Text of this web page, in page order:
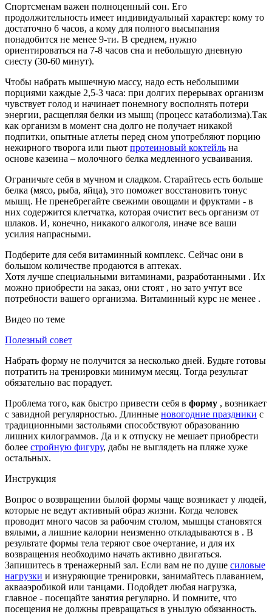
Спортсменам важен полноценный сон. Его
продолжительность имеет индивидуальный характер: кому то
достаточно 6 часов, а кому для полного высыпания
понадобится не менее 9-ти. В среднем, нужно
ориентироваться на 7-8 часов сна и небольшую дневную
сиесту (30-60 минут).
Чтобы набрать мышечную массу, надо есть небольшими
порциями каждые 2,5-3 часа: при долгих перерывах организм
чувствует голод и начинает понемногу восполнять потери
энергии, расщепляя белки из мышц (процесс катаболизма).Так
как организм в момент сна долго не получает никакой
подпитки, опытные атлеты перед сном употребляют порцию
нежирного творога или пьют протеиновый коктейль на
основе казеина – молочного белка медленного усваивания.
Ограничьте себя в мучном и сладком. Старайтесь есть больше
белка (мясо, рыба, яйца), это поможет восстановить тонус
мышц. Не пренебрегайте свежими овощами и фруктами - в
них содержится клетчатка, которая очистит весь организм от
шлаков. И, конечно, никакого алкоголя, иначе все ваши
усилия напрасными.
Подберите для себя витаминный комплекс. Сейчас они в
большом количестве продаются в аптеках.
Хотя лучше специальными витаминами, разработанными . Их
можно приобрести на заказ, они стоят , но зато учтут все
потребности вашего организма. Витаминный курс не менее .
Видео по теме
Полезный совет
Набрать форму не получится за несколько дней. Будьте готовы
потратить на тренировки минимум месяц. Тогда результат
обязательно вас порадует.
Проблема того, как быстро привести себя в форму , возникает
с завидной регулярностью. Длинные новогодние праздники с
традиционными застольями способствуют образованию
лишних килограммов. Да и к отпуску не мешает приобрести
более стройную фигуру, дабы не выглядеть на пляже хуже
остальных.
Инструкция
Вопрос о возвращении былой формы чаще возникает у людей,
которые не ведут активный образ жизни. Когда человек
проводит много часов за рабочим столом, мышцы становятся
вялыми, а лишние калории неизменно откладываются в . В
результате формы тела теряют свое очертание, и для их
возвращения необходимо начать активно двигаться.
Запишитесь в тренажерный зал. Если вам не по душе силовые
нагрузки и изнуряющие тренировки, занимайтесь плаванием,
аквааэробикой или танцами. Подойдет любая нагрузка,
главное - посещайте занятия регулярно. И помните, что
посещения не должны превращаться в унылую обязанность.